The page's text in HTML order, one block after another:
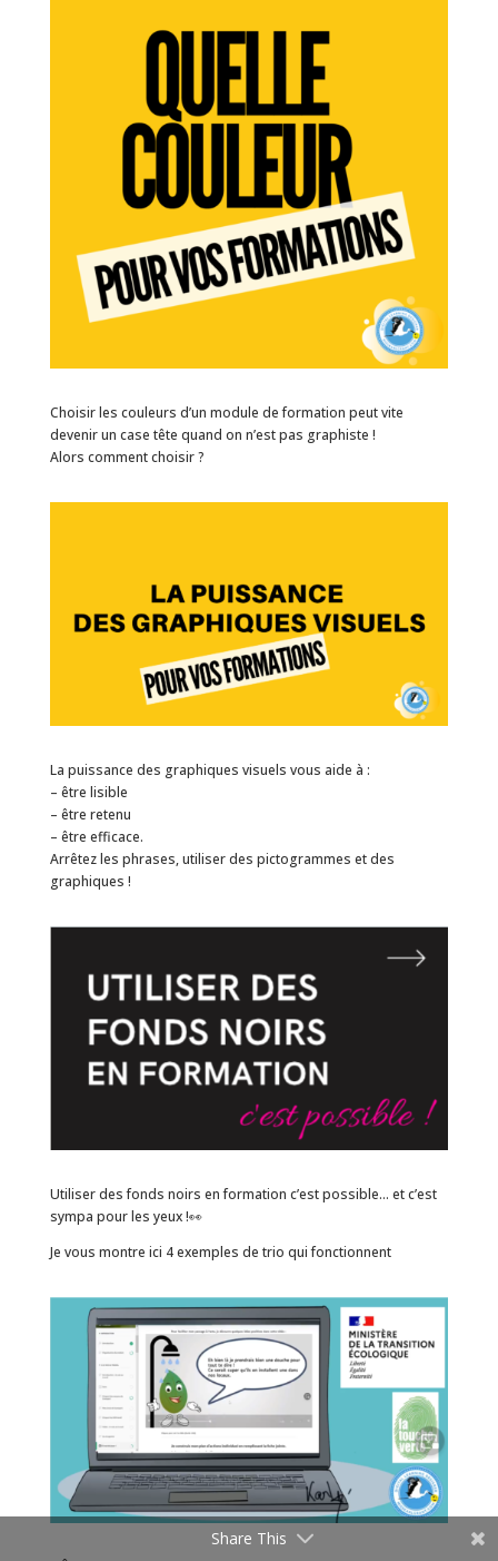
Choisir les couleurs d’un module de formation peut vite
devenir un case tête quand on n’est pas graphiste !
Alors comment choisir ?
La puissance des graphiques visuels vous aide à :
– être lisible
– être retenu
– être efficace.
Arrêtez les phrases, utiliser des pictogrammes et des
graphiques !
Utiliser des fonds noirs en formation c’est possible… et c’est
sympa pour les yeux !👀
Je vous montre ici 4 exemples de trio qui fonctionnent
Share This